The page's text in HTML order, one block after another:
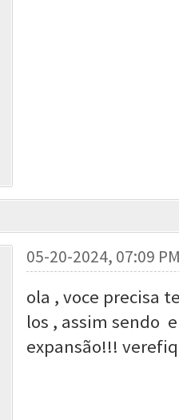
05-20-2024, 07:09
ola , voce precisa
los , assim sendo
expansão!!!